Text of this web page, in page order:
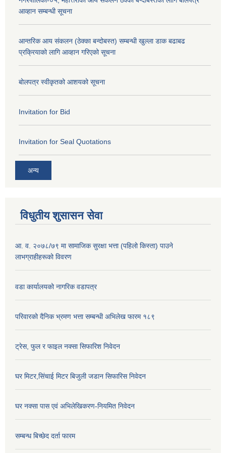
आव्हान सम्बन्धी सूचना
आन्तरिक आय संकलन (ठेक्का बन्दोबस्त) सम्बन्धी खुल्ला डाक बढाबढ
प्रक्रियाको लागि आव्हान गरिएको सूचना
बोलपत्र स्वीकृतको आशयको सूचना
Invitation for Bid
Invitation for Seal Quotations
अन्य
विधुतीय शुसासन सेवा
आ. व. २०७८/७९ मा सामाजिक सुरक्षा भत्ता (पहिलो किस्ता) पाउने
लाभग्राहीहरूको विवरण
वडा कार्यालयको नागरिक वडापत्र
परिवारको दैनिक भ्रमण भत्ता सम्बन्धी अभिलेख फारम १८९
ट्रेस, फुल र फाइल नक्सा सिफारिश निवेदन
घर मिटर,सिंचाई मिटर बिजुली जडान सिफारिस निवेदन
घर नक्सा पास एवं अभिलेखिकरण-नियमित निवेदन
सम्बन्ध बिच्छेद दर्ता फारम